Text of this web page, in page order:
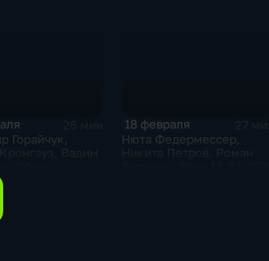
Горайчук,
18 февраля
Нюта Федермессер,